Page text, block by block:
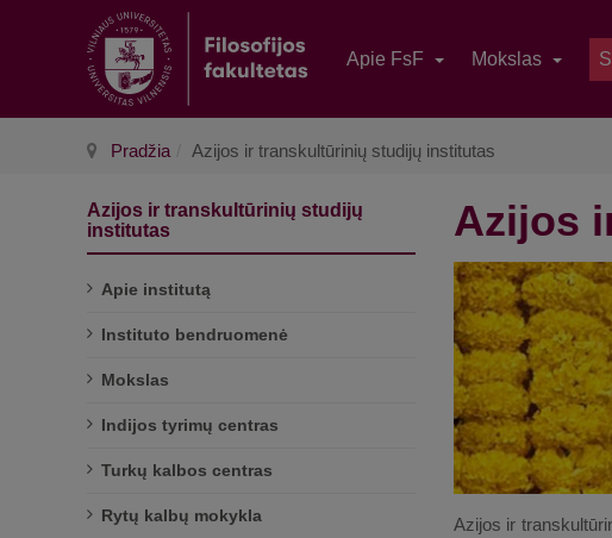
Apie FsF Mokslas
Pradžia Azijos ir transkultūrinių studijų institutas
Azijos
Azijos ir
Azijos ir transkultūrinių studijų
institutas
Apie institutą
Instituto bendruomenė
Mokslas
Indijos tyrimų centras
Turkų kalbos centras
Rytų kalbų mokykla